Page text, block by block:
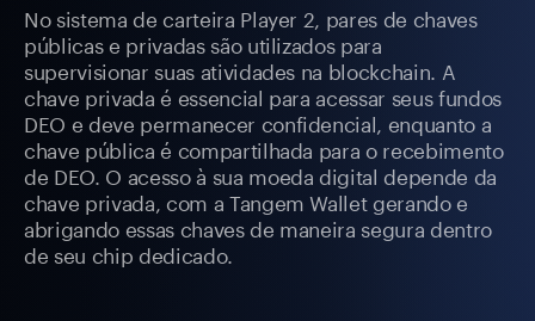
No sistema de carteira Player 2, pares de chaves
públicas e privadas são utilizados para
supervisionar suas atividades na blockchain. A
chave privada é essencial para acessar seus fundos
DEO e deve permanecer confidencial, enquanto a
chave pública é compartilhada para o recebimento
de DEO. O acesso à sua moeda digital depende da
chave privada, com a Tangem Wallet gerando e
abrigando essas chaves de maneira segura dentro
de seu chip dedicado.